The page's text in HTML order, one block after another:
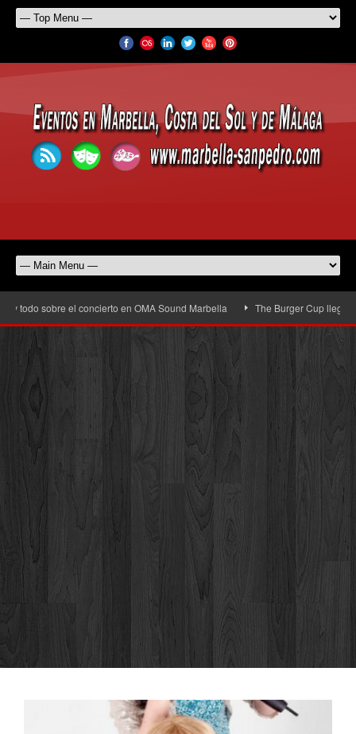
sobre el concierto en OMA Sound Marbella The Burger Cup llega a